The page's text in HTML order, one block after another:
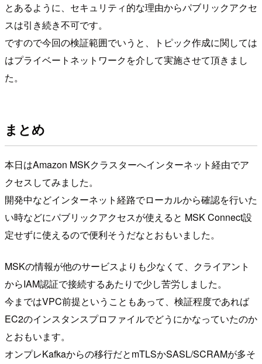
とあるように、セキュリティ的な理由からパブリックアクセ
スは引き続き不可です。
ですので今回の検証範囲でいうと、トピック作成に関しては
はプライベートネットワークを介して実施させて頂きまし
た。
まとめ
本日はAmazon MSKクラスターへインターネット経由でア
クセスしてみました。
開発中などインターネット経路でローカルから確認を行いた
い時などにパブリックアクセスが使えると MSK Connect設
定せずに使えるので便利そうだなとおもいました。
MSKの情報が他のサービスよりも少なくて、クライアント
からIAM認証で接続するあたりで少し苦労しました。
今まではVPC前提ということもあって、検証程度であれば
EC2のインスタンスプロファイルでどうにかなっていたのか
とおもいます。
オンプレKafkaからの移行だとmTLSかSASL/SCRAMが多そ